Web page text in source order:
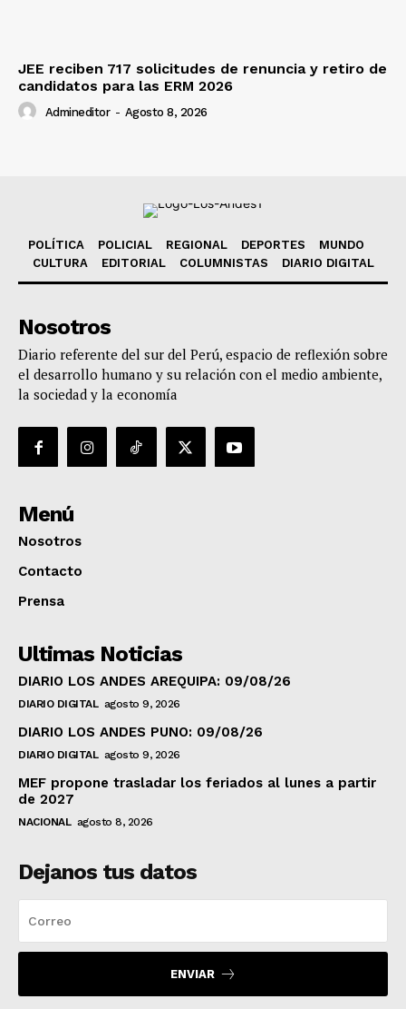
JEE reciben 717 solicitudes de renuncia y retiro de
candidatos para las ERM 2026
Admineditor - Agosto 8, 2026
POLÍTICA POLICIAL REGIONAL DEPORTES
MUNDO
CULTURA
EDITORIAL COLUMNISTAS DIARIO DIGITAL
Nosotros
Diario referente del sur del Perú, espacio de reflexión sobre
el desarrollo humano y su relación con el medio ambiente,
la sociedad y la economía
Menú
Nosotros
Contacto
Prensa
Ultimas Noticias
DIARIO LOS ANDES AREQUIPA: 09/08/26
DIARIO DIGITAL agosto 9, 2026
DIARIO LOS ANDES PUNO: 09/08/26
DIARIO DIGITAL agosto 9, 2026
MEF propone trasladar los feriados al lunes a partir
de 2027
NACIONAL agosto 8, 2026
Dejanos tus datos
ENVIAR